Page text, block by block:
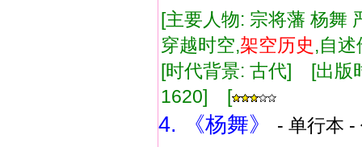
[主要人物: 宗将藩 杨
穿越时空,架空历史,自
[时代背景: 古代] [出
1620] [
4. 《杨舞》
- 单行本